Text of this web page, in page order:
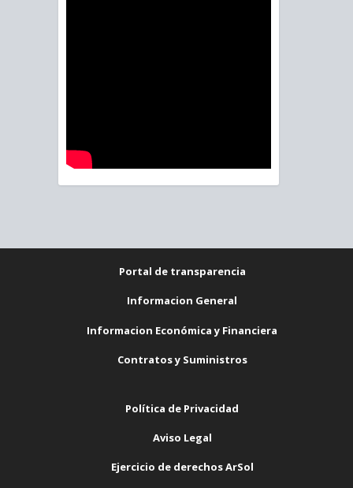
Portal de transparencia
Informacion General
Informacion Económica y Financiera
Contratos y Suministros
Política de Privacidad
Aviso Legal
Ejercicio de derechos ArSol